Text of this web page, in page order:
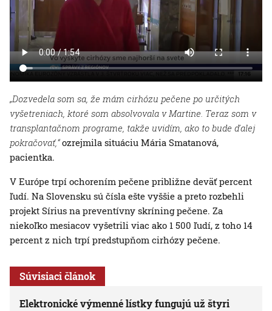
„Dozvedela som sa, že mám cirhózu pečene po určitých
vyšetreniach, ktoré som absolvovala v Martine. Teraz som v
transplantačnom programe, takže uvidím, ako to bude ďalej
pokračovať,“ozrejmila situáciu Mária Smatanová,
pacientka.
V Európe trpí ochorením pečene približne deväť percent
ľudí. Na Slovensku sú čísla ešte vyššie a preto rozbehli
projekt Sírius na preventívny skríning pečene. Za
niekoľko mesiacov vyšetrili viac ako 1 500 ľudí, z toho 14
percent z nich trpí predstupňom cirhózy pečene.
Súvisiaci článok
Elektronické výmenné lístky fungujú už štyri